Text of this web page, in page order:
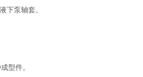
下泵轴套。
型件。